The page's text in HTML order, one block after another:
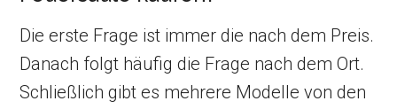
Die erste Frage ist immer die nach dem Preis.
Danach folgt häufig die Frage nach dem Ort.
Schließlich gibt es mehrere Modelle von den